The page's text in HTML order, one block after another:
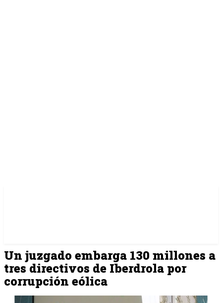
Un juzgado embarga 130 millones a
tres directivos de Iberdrola por
corrupción eólica